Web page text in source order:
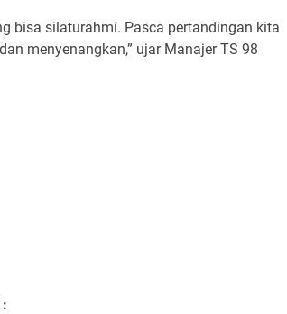
bisa silaturahmi. Pasca pertandingan kita
menyenangkan,” ujar Manajer TS 98